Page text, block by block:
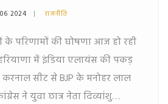
एलायंस की बढ़त
2024 राजनीति
परिणामों की घोषणा आज हो रही
में इंडिया एलायंस की पकड़
सीट से BJP के मनोहर लाल
ने युवा छात्र नेता दिव्यांशु